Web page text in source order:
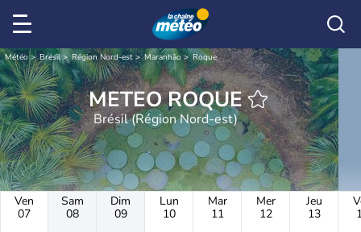
Météo Brésil Région Nord-est Maranhão Roque
METEO ROQUE
Brésil (Région Nord-est)
Ven
07
Sam
08
Dim
09
Lun
10
Mar
11
Mer
12
Jeu
13